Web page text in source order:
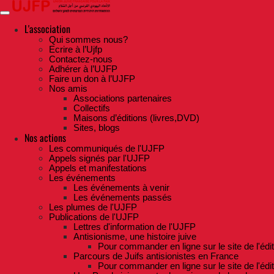
Skip
to
contentL'association
Qui sommes nous?
Ecrire à l’Ujfp
Contactez-nous
Adhérer à l’UJFP
Faire un don à l’UJFP
Nos amis
Associations partenaires
Collectifs
Maisons d’éditions (livres,DVD)
Sites, blogs
Nos actions
Les communiqués de l'UJFP
Appels signés par l'UJFP
Appels et manifestations
Les événements
Les événements à venir
Les événements passés
Les plumes de l'UJFP
Publications de l'UJFP
Lettres d'information de l'UJFP
Antisionisme, une histoire juive
Pour commander en ligne sur le site de
Parcours de Juifs antisionistes en France
Pour commander en ligne sur le site de